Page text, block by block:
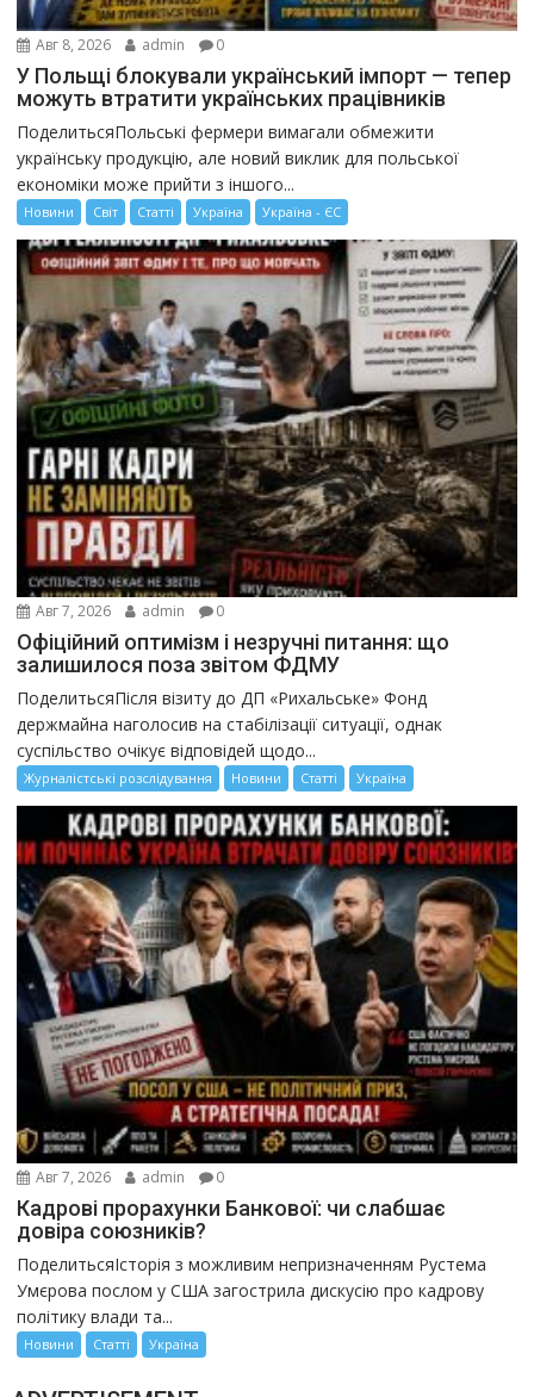
Авг 8, 2026 admin 0
У Польщі блокували український імпорт — тепер
можуть втратити українських працівників
ПоделитьсяПольські фермери вимагали обмежити
українську продукцію, але новий виклик для польської
економіки може прийти з іншого...
Новини Світ Статті Україна Україна - ЄС
Авг 7, 2026 admin 0
Офіційний оптимізм і незручні питання: що
залишилося поза звітом ФДМУ
ПоделитьсяПісля візиту до ДП «Рихальське» Фонд
держмайна наголосив на стабілізації ситуації, однак
суспільство очікує відповідей щодо...
Журналістські розслідування Новини Статті Україна
Авг 7, 2026 admin 0
Кадрові прорахунки Банкової: чи слабшає
довіра союзників?
ПоделитьсяІсторія з можливим непризначенням Рустема
Умєрова послом у США загострила дискусію про кадрову
політику влади та...
Новини Статті Україна